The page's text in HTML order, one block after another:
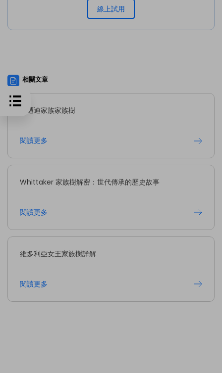
線上試用
相關文章
甘迺迪家族家族樹
閱讀更多
Whittaker 家族樹解密：世代傳承的歷史故事
閱讀更多
維多利亞女王家族樹詳解
閱讀更多